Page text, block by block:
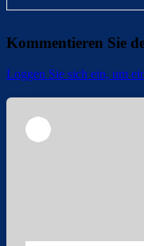
Kommentieren Sie
Loggen Sie sich ein, um